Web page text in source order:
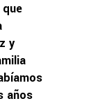
y
años